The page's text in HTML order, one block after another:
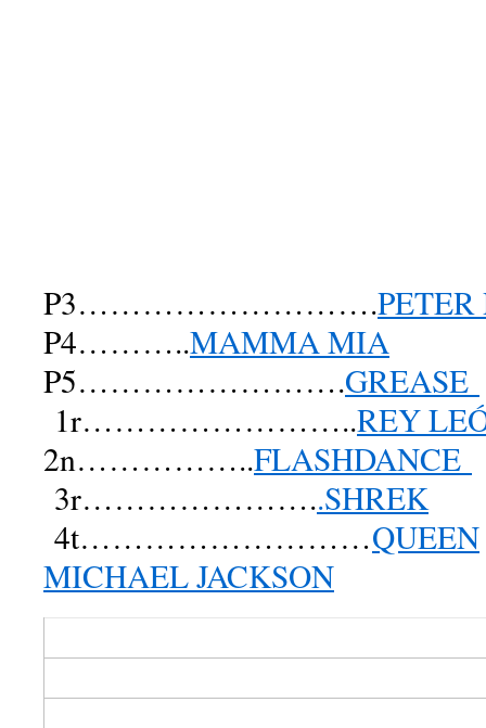
P3……………………….PETER
P4………..MAMMA MIA
P5…………………….GREASE
1r……………………..REY
2n……………..FLASHDANCE
3r…………………..SHREK
4t………………………QUEEN
MICHAEL JACKSON